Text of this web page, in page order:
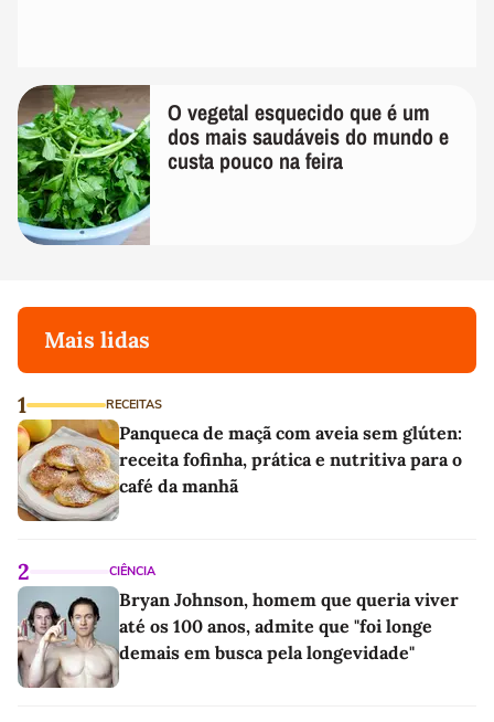
O vegetal esquecido que é um
dos mais saudáveis do mundo e
custa pouco na feira
Mais lidas
1 RECEITAS
Panqueca de maçã com aveia sem glúten:
receita fofinha, prática e nutritiva para o
café da manhã
2 CIÊNCIA
Bryan Johnson, homem que queria viver
até os 100 anos, admite que "foi longe
demais em busca pela longevidade"